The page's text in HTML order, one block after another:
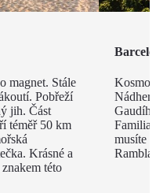
magnet. Stále
Pobřeží
jih. Část
téměř 50 km
Krásné a
této
Familia
musíte